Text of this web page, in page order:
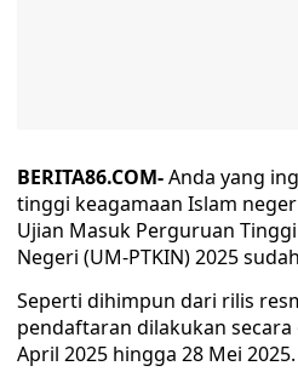
BERITA86.COM-Anda yang
tinggi keagamaan Islam
Ujian Masuk Perguruan
Negeri (UM-PTKIN) 2025
Seperti dihimpun dari rilis
pendaftaran dilakukan
April 2025 hingga 28 Mei 2025.